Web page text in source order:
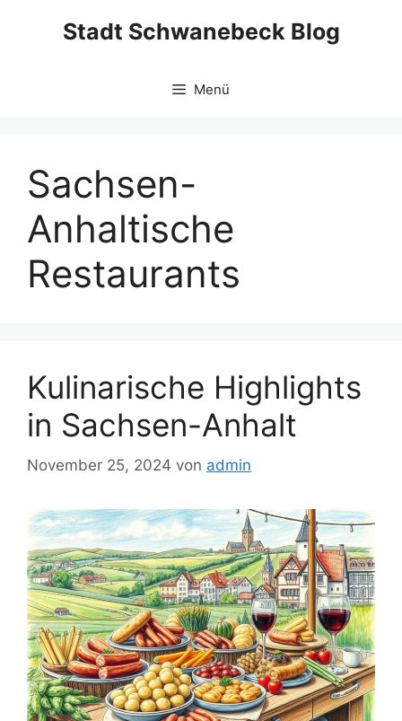
Stadt Schwanebeck Blog
Menü
Sachsen-
Anhaltische
Restaurants
Kulinarische Highlights
in Sachsen-Anhalt
November 25, 2024 von admin